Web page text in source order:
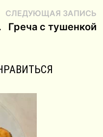
СЛЕДУЮЩАЯ ЗАПИСЬ
Греча с тушенкой